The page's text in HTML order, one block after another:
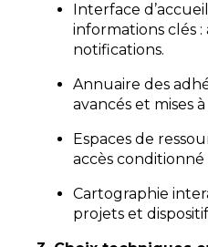
Interface
informations clés
notifications.
Annuaire des
avancés et mises
Espaces de
accès conditionné
Cartographie
projets et